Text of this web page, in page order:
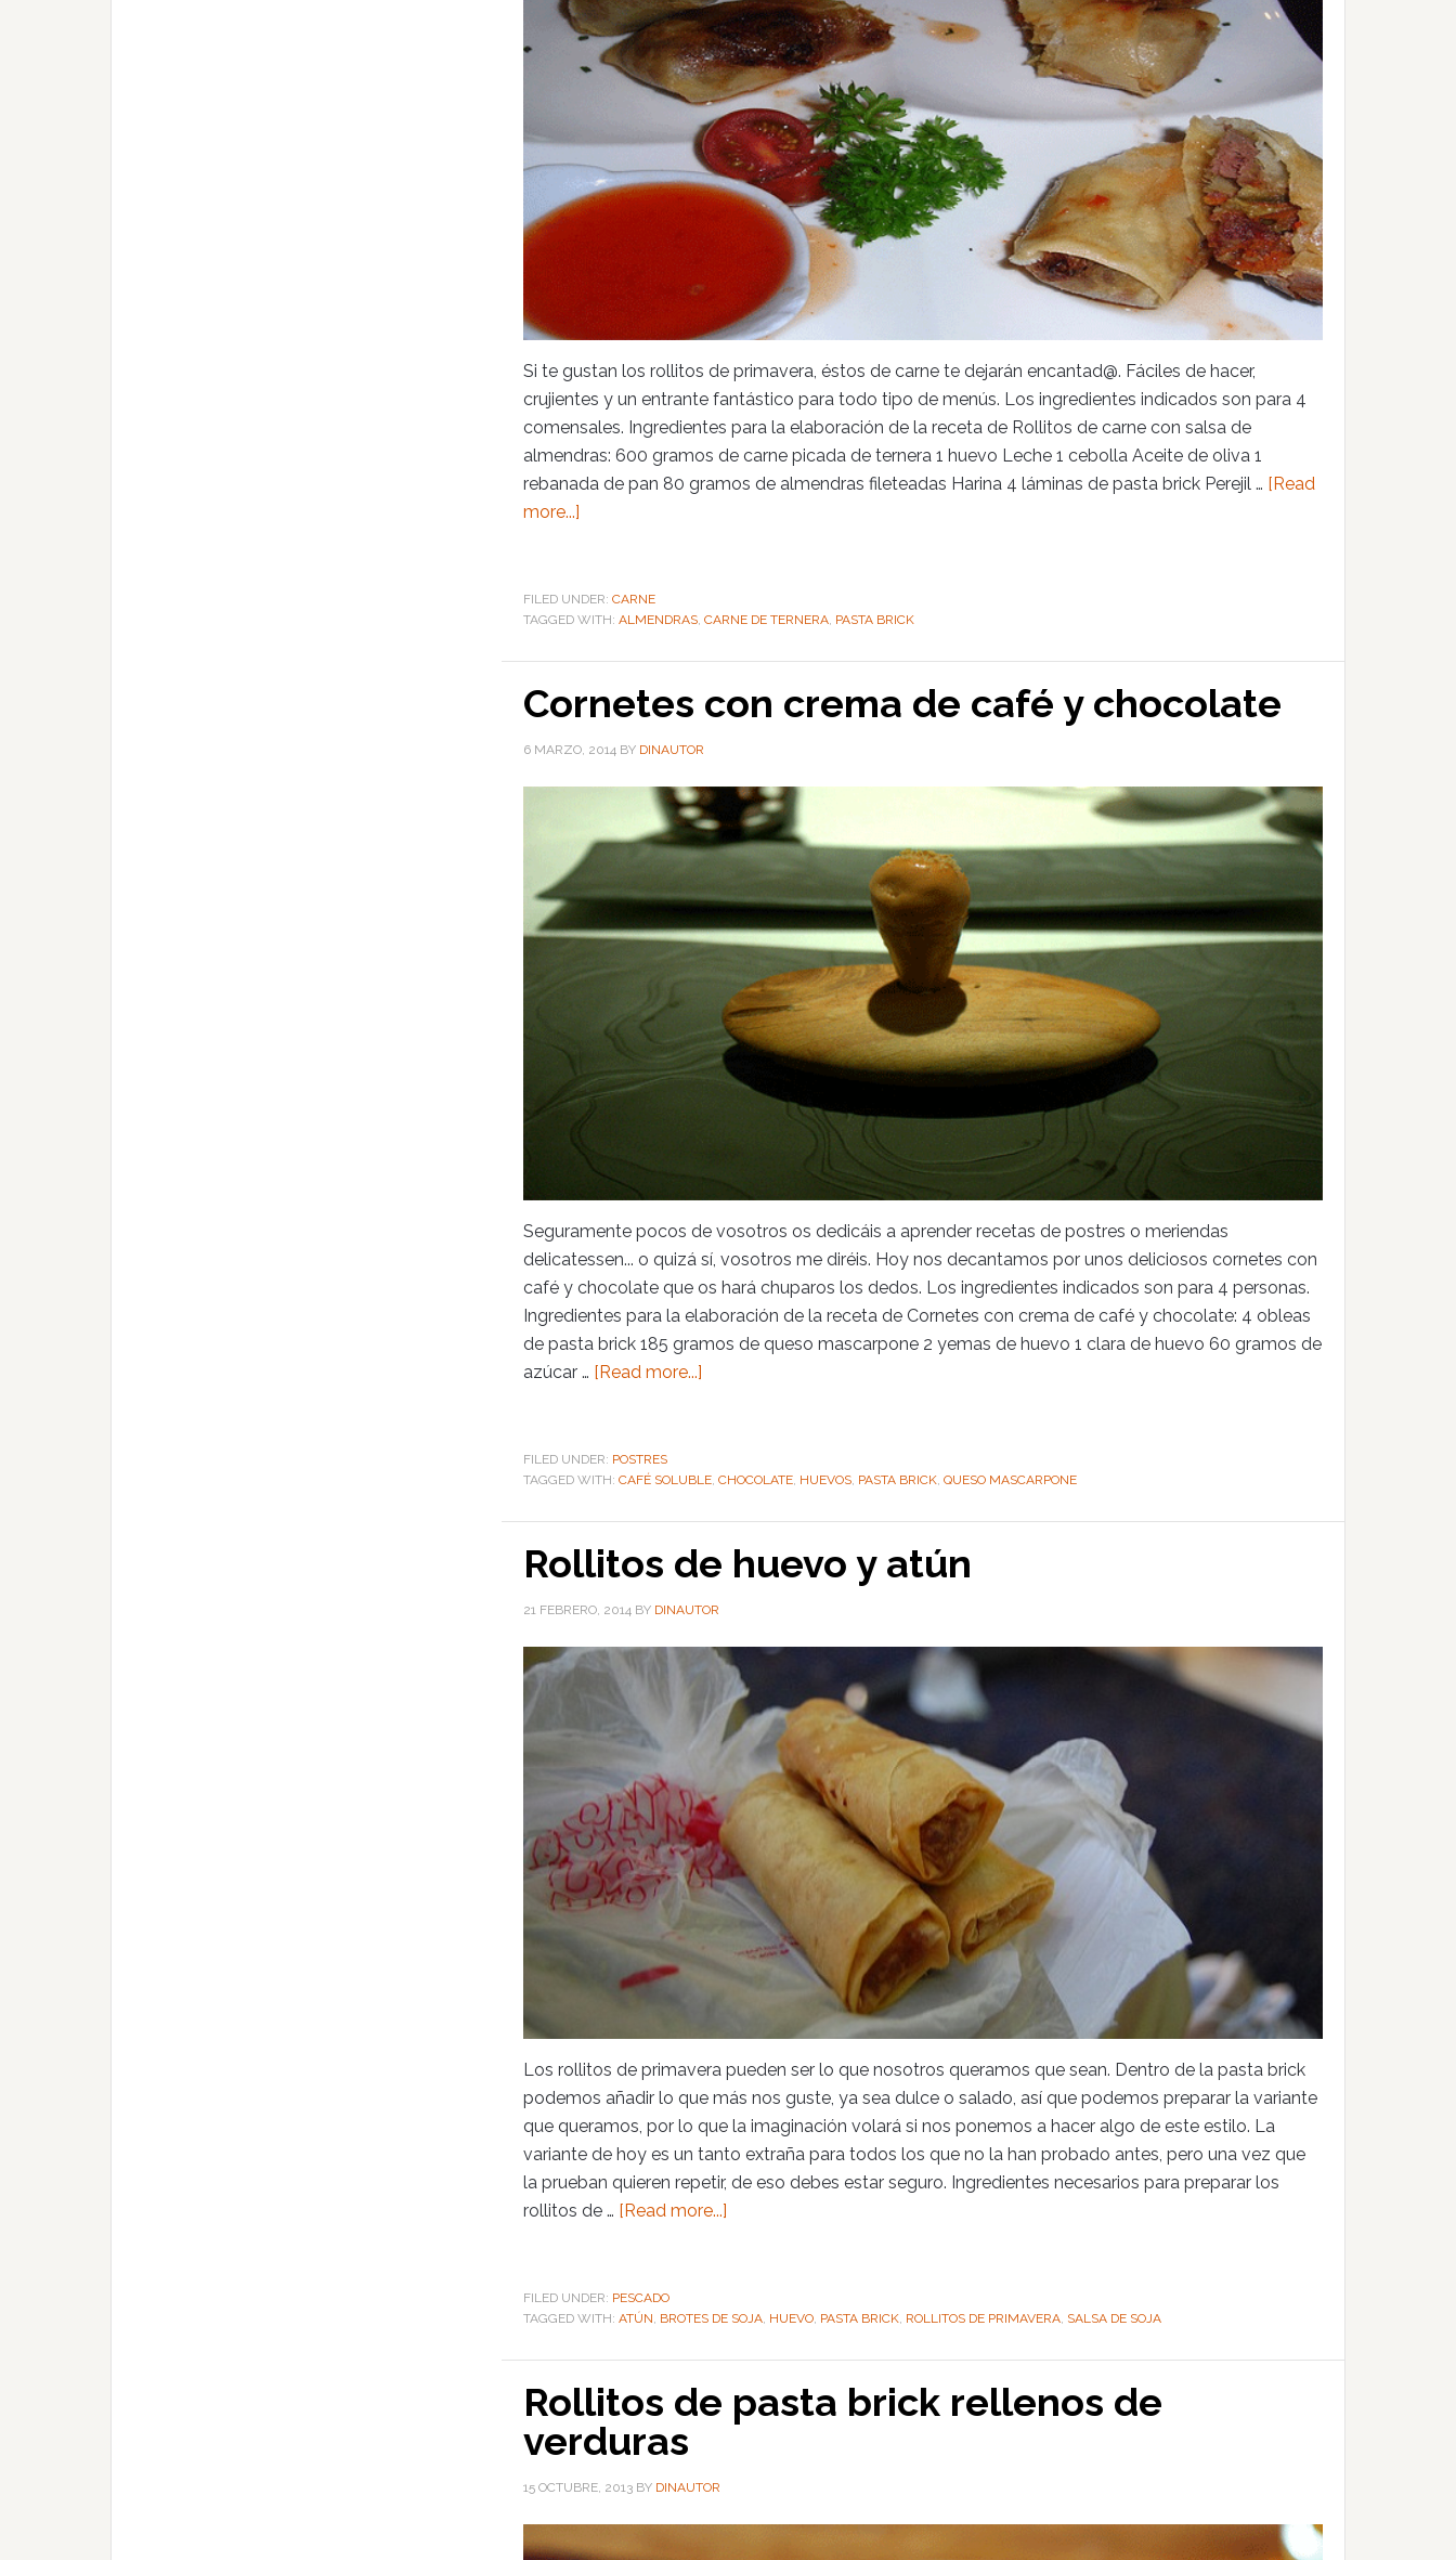
Si te gustan los rollitos de primavera, éstos de carne te dejarán encantad@. Fáciles de hacer,
crujientes y un entrante fantástico para todo tipo de menús. Los ingredientes indicados son para 4
comensales. Ingredientes para la elaboración de la receta de Rollitos de carne con salsa de
almendras: 600 gramos de carne picada de ternera 1 huevo Leche 1 cebolla Aceite de oliva 1
rebanada de pan 80 gramos de almendras fileteadas Harina 4 láminas de pasta brick Perejil … [Read
more...]
FILED UNDER: CARNE
TAGGED WITH: ALMENDRAS, CARNE DE TERNERA, PASTA BRICK
Cornetes con crema de café y chocolate
6 MARZO, 2014 BY DINAUTOR
Seguramente pocos de vosotros os dedicáis a aprender recetas de postres o meriendas
delicatessen... o quizá sí, vosotros me diréis. Hoy nos decantamos por unos deliciosos cornetes con
café y chocolate que os hará chuparos los dedos. Los ingredientes indicados son para 4 personas.
Ingredientes para la elaboración de la receta de Cornetes con crema de café y chocolate: 4 obleas
de pasta brick 185 gramos de queso mascarpone 2 yemas de huevo 1 clara de huevo 60 gramos de
azúcar … [Read more...]
FILED UNDER: POSTRES
TAGGED WITH: CAFÉ SOLUBLE CHOCOLATE HUEVOS PASTA BRICK QUESO MASCARPONE
Rollitos de huevo y atún
21 FEBRERO, 2014 BY DINAUTOR
Los rollitos de primavera pueden ser lo que nosotros queramos que sean. Dentro de la pasta brick
podemos añadir lo que más nos guste, ya sea dulce o salado, así que podemos preparar la variante
que queramos, por lo que la imaginación volará si nos ponemos a hacer algo de este estilo. La
variante de hoy es un tanto extraña para todos los que no la han probado antes, pero una vez que
la prueban quieren repetir, de eso debes estar seguro. Ingredientes necesarios para preparar los
rollitos de … [Read more...]
FILED UNDER: PESCADO
TAGGED WITH: ATÚN, BROTES DE SOJA, HUEVO, PASTA BRICK, ROLLITOS DE PRIMAVERA, SALSA DE SOJA
Rollitos de pasta brick rellenos de
verduras
15 OCTUBRE, 2013 BY DINAUTOR